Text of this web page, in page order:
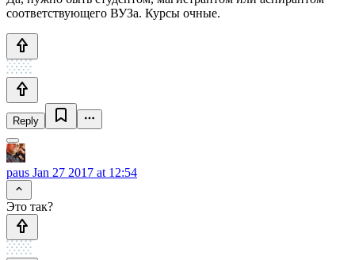
соответствующего ВУЗа. Курсы очные.
Reply
paus Jan 27 2017 at 12:54
Это так?